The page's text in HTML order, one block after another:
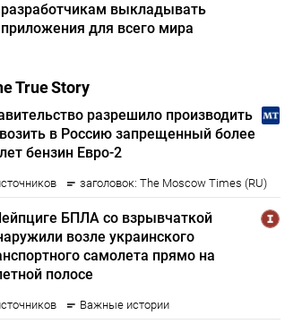
разработчикам выкладывать
приложения для всего мира